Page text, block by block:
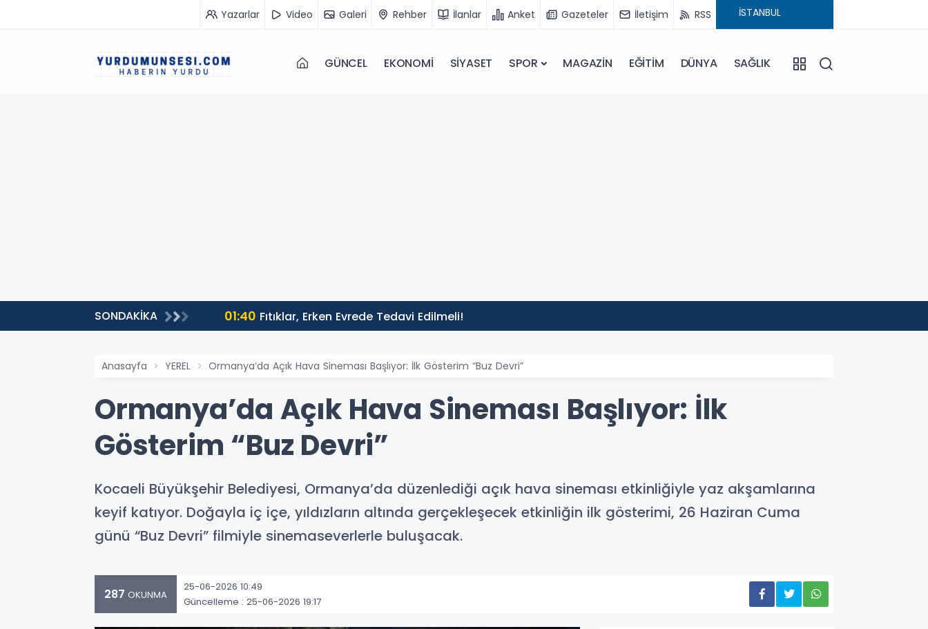
Yazarlar Video Galeri Rehber İlanlar Anket Gazeteler İletişim RSS
GÜNCEL EKONOMİ SİYASET SPOR MAGAZİN EĞİTİM DÜNYA SAĞLIK
SONDAKİKA 01:40 Fıtıklar, Erken Evrede Tedavi Edilmeli!
Anasayfa YEREL Ormanya’da Açık Hava Sineması Başlıyor: İlk Gösterim “Buz Devri”
Ormanya’da Açık Hava Sineması Başlıyor: İlk
Gösterim “Buz Devri”
Kocaeli Büyükşehir Belediyesi, Ormanya’da düzenlediği açık hava sineması etkinliğiyle yaz akşamlarına
keyif katıyor. Doğayla iç içe, yıldızların altında gerçekleşecek etkinliğin ilk gösterimi, 26 Haziran Cuma
günü “Buz Devri” filmiyle sinemaseverlerle buluşacak.
287 OKUNMA
25-06-2026 10:49
Güncelleme : 25-06-2026 19:17